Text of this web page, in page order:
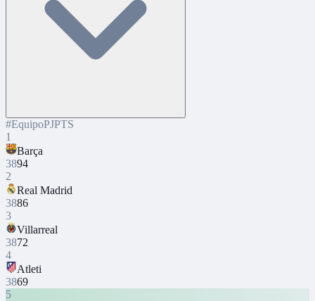
#EquipoPJPTS
1
Barça
3894
2
Real Madrid
3886
3
Villarreal
3872
4
Atleti
3869
5